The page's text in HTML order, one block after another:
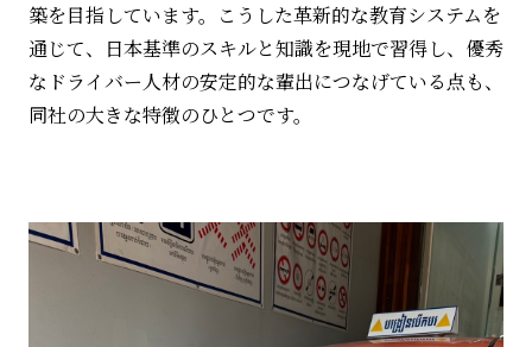
築を目指しています。こうした革新的な教育システムを
通じて、日本基準のスキルと知識を現地で習得し、優秀
なドライバー人材の安定的な輩出につなげている点も、
同社の大きな特徴のひとつです。